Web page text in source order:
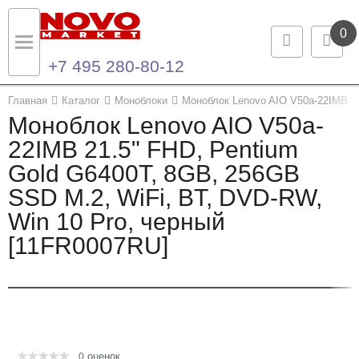
0
+7 495 280-80-12
Главная Каталог Моноблоки Моноблок Lenovo AIO V50a-22IMB
Моноблок Lenovo AIO V50a-
22IMB 21.5" FHD, Pentium
Gold G6400T, 8GB, 256GB
SSD M.2, WiFi, BT, DVD-RW,
Win 10 Pro, черный
[11FR0007RU]
0 оценок
Назад
Каталог продукции
Ноутбуки и ультрабуки
Компьютеры
Моноблоки
Назад
Контакты
Контактная информация